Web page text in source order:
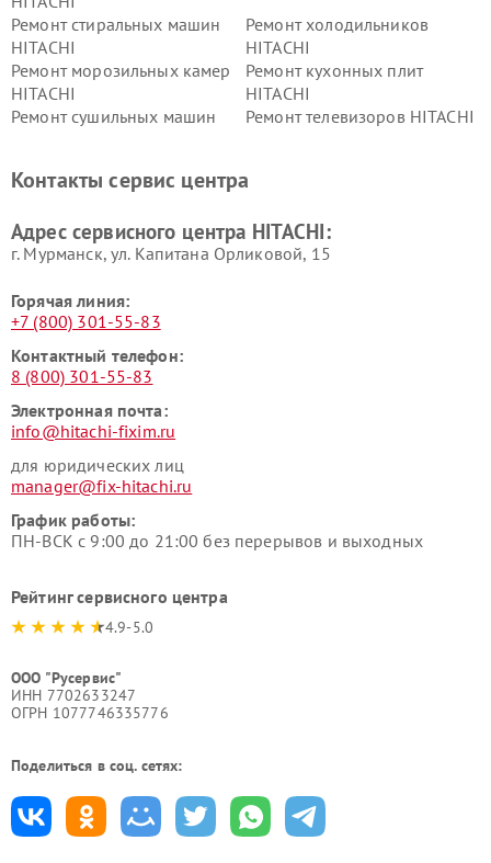
Ремонт стиральных машин
HITACHI
Ремонт холодильников
HITACHI
Ремонт морозильных камер
HITACHI
Ремонт кухонных плит
HITACHI
Ремонт сушильных машин
Ремонт телевизоров HITACHI
данных HITACHI
HITACHI
HITACHI
HITACHI
Контакты сервис центра
Адрес сервисного центра HITACHI:
г. Мурманск, ул. Капитана Орликовой, 15
Горячая линия:
+7 (800) 301-55-83
Контактный телефон:
8 (800) 301-55-83
Электронная почта:
info@hitachi-fixim.ru
для юридических лиц
manager@fix-hitachi.ru
График работы:
ПН-ВСК с 9:00 до 21:00 без перерывов и выходных
Рейтинг сервисного центра
4.9-5.0
ООО "Русервис"
ИНН 7702633247
ОГРН 1077746335776
Поделиться в соц. сетях: